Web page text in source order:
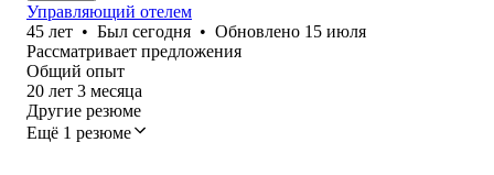
Управляющий отелем
45 лет • Был сегодня • Обновлено 15 июля
Рассматривает предложения
Общий опыт
20 лет 3 месяца
Другие резюме
Ещё 1 резюме